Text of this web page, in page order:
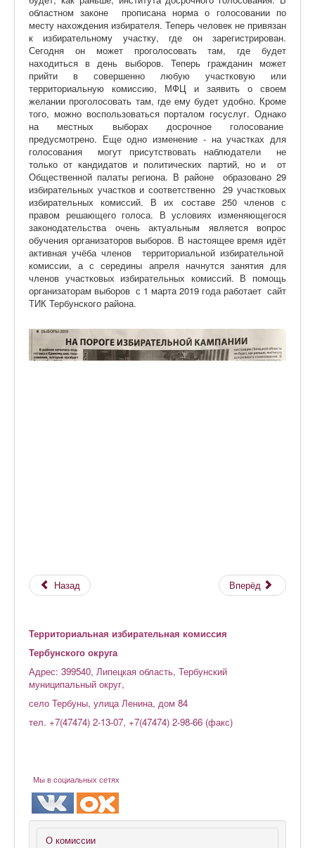
областном законе прописана норма о голосовании по
месту нахождения избирателя. Теперь человек не привязан
к избирательному участку, где он зарегистрирован.
Сегодня он может проголосовать там, где будет
находиться в день выборов. Теперь гражданин может
прийти в совершенно любую участковую или
территориальную комиссию, МФЦ и заявить о своем
желании проголосовать там, где ему будет удобно. Кроме
того, можно воспользоваться порталом госуслуг. Однако
на местных выборах досрочное голосование
предусмотрено. Еще одно изменение - на участках для
голосования могут присутствовать наблюдатели не
только от кандидатов и политических партий, но и от
Общественной палаты региона. В районе образовано 29
избирательных участков и соответственно 29 участковых
избирательных комиссий. В их составе 250 членов с
правом решающего голоса. В условиях изменяющегося
законодательства очень актуальным является вопрос
обучения организаторов выборов. В настоящее время идёт
активная учёба членов территориальной избирательной
комиссии, а с середины апреля начнутся занятия для
членов участковых избирательных комиссий. В помощь
организаторам выборов с 1 марта 2019 года работает сайт
ТИК Тербунского района.
Назад Вперёд
Территориальная избирательная комиссия
Тербунского округа
Адрес: 399540, Липецкая область, Тербунский
муниципальный округ,
село Тербуны, улица Ленина, дом 84
тел. +7(47474) 2-13-07, +7(47474) 2-98-66 (факс)
Мы в социальных сетях
О комиссии